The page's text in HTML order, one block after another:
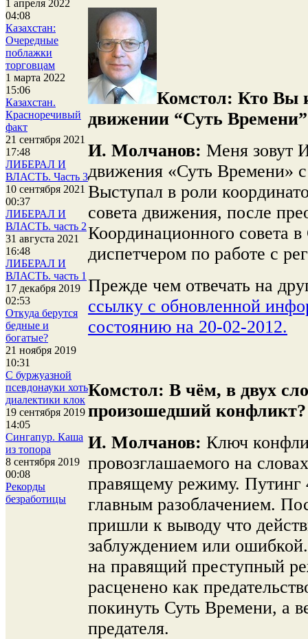
1 апреля 2022
04:08
Казахстан:
Очередные
поблажки
торговцам
1 марта 2022
15:06
Казахстан.
Красноречивый
факт
21 сентября 2021
17:48
ЛИБЕРАЛ И
ВЛАСТЬ. Часть 3
10 сентября 2021
00:37
ЛИБЕРАЛ И
ВЛАСТЬ. часть 2
31 августа 2021
16:48
ЛИБЕРАЛ И
ВЛАСТЬ. часть 1
17 декабря 2019
02:53
Откуда берутся
бедные и
богатые?
21 ноября 2019
10:31
С буржуазной
псевдонауки хоть
диалектики клок
19 сентября 2019
14:05
Сингапур. Каша
из топора
8 сентября 2019
00:08
Рекорды
безработицы
Комстол: Кто Вы
движении “Суть
И. Молчанов: Меня зовут
движения «Суть Времени»
Выступал в роли
совета движения, после
Координационного совета
диспетчером по работе с
Прежде чем отвечать на
ссылку с обновленной
состоянию на 20-02-2012.
Комстол: В чём, в двух
произошедший конфликт?
И. Молчанов: Ключ
провозглашаемого на
правящему режиму. Путинг
главным разоблачением.
пришли к выводу что
заблуждением или
на правящий преступный
расценено как
покинуть Суть Времени, а
предателя.